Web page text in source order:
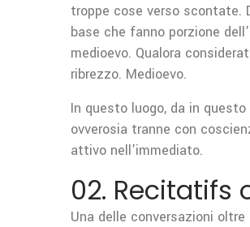
troppe cose verso scontate.
base che fanno porzione
medioevo. Qualora
ribrezzo. Medioevo.
In questo luogo, da in
ovverosia tranne con
attivo nell’immediato.
02. Recitatifs
Una delle conversazioni